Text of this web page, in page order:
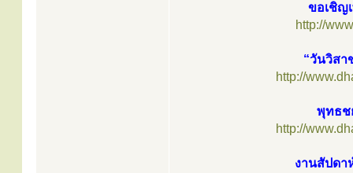
ขอเชิญ
http://
“วันวิสา
http://
พุทธช
http://
งานสัปดา